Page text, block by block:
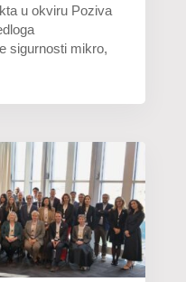
u okviru Poziva
sigurnosti mikro,